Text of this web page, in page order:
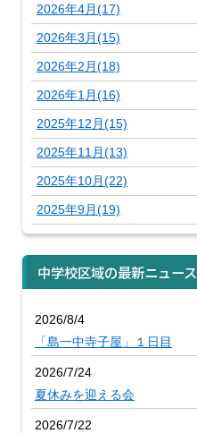
2026年4月(17)
2026年3月(15)
2026年2月(18)
2026年1月(16)
2025年12月(15)
2025年11月(13)
2025年10月(22)
2025年9月(19)
中学校区域の最新ニュース
2026/8/4
「島一中寺子屋」１日目
2026/7/24
夏休みを迎える会
2026/7/22